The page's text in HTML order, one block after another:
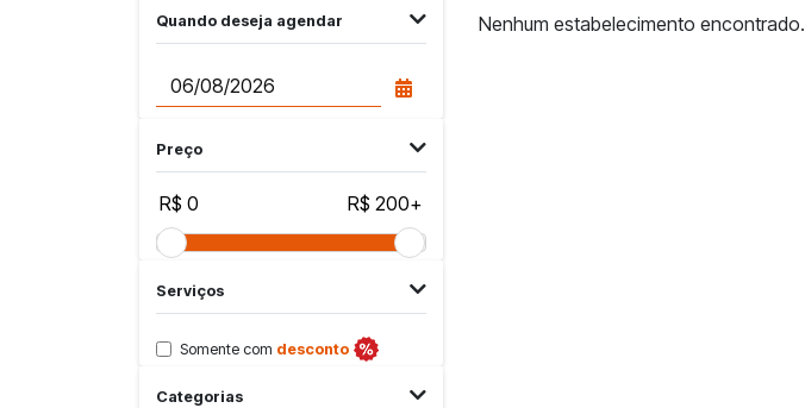
Quando deseja agendar
Preço
R$ 0 R$ 200+
Serviços
Somente com desconto
Categorias
Nenhum estabelecimento encontrado.